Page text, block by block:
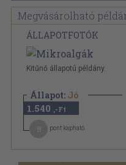
Megvásárolható
ÁLLAPOTFOTÓK
Kitűnő állapotú példány.
Állapot: Jó
1.540 ,-Ft
pont kapható